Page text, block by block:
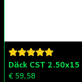
€ 59,58